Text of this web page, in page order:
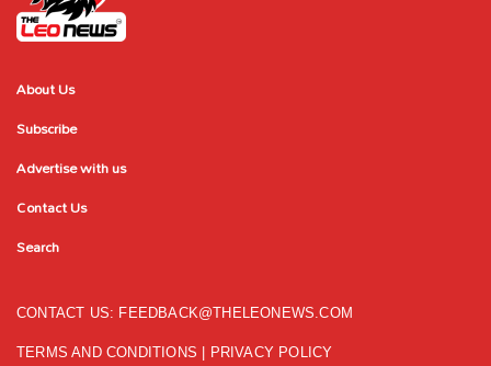
About Us
Subscribe
Advertise with us
Contact Us
Search
CONTACT US: FEEDBACK@THELEONEWS.COM
TERMS AND CONDITIONS | PRIVACY POLICY